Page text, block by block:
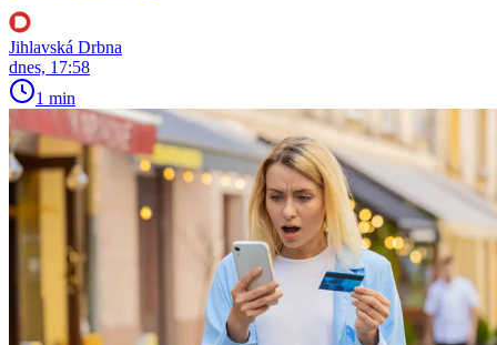
Jihlavská Drbna
dnes, 17:58
1 min